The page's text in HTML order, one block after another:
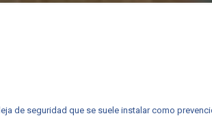
de seguridad que se suele instalar como